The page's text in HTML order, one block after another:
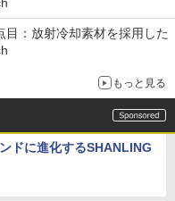
：放射冷却素材を採用した
もっと見る
ドに進化するSHANLING